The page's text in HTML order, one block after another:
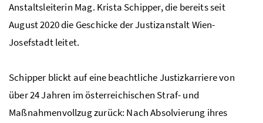
Anstaltsleiterin Mag. Krista Schipper, die bereits seit
August 2020 die Geschicke der Justizanstalt Wien-
Josefstadt leitet.
Schipper blickt auf eine beachtliche Justizkarriere von
über 24 Jahren im österreichischen Straf- und
Maßnahmenvollzug zurück: Nach Absolvierung ihres